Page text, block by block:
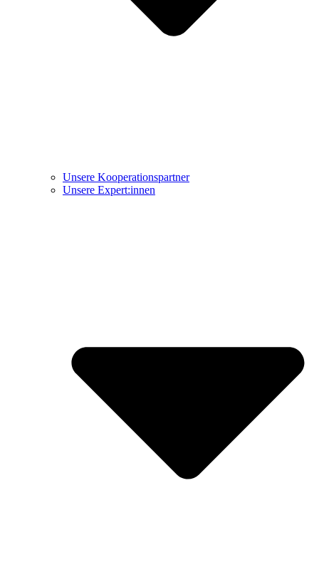
Unsere Kooperationspartner
Unsere Expert:innen